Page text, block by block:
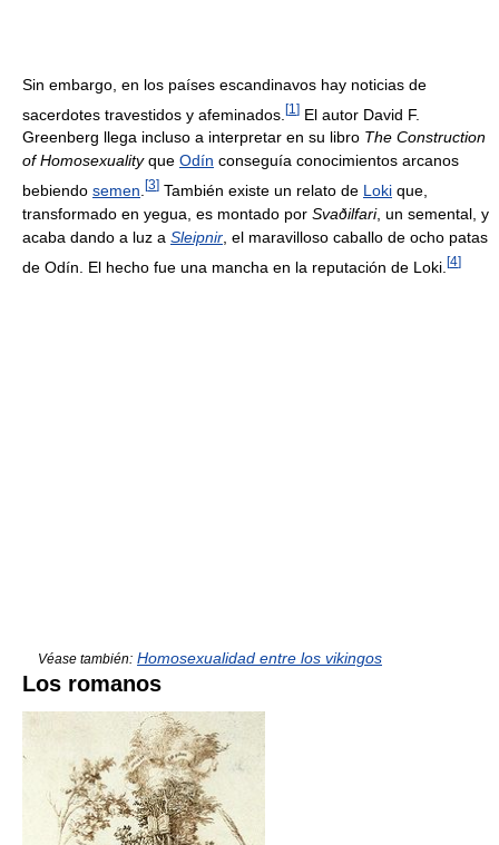
Sin embargo, en los países escandinavos hay noticias de
sacerdotes travestidos y afeminados. [1 ] El autor David F.
Greenberg llega incluso a interpretar en su libro The Construction
of Homosexualityque Odín conseguía conocimientos arcanos
bebiendo semen [3] También existe un relato de Loki que,
transformado en yegua, es montado por Svaðilfari, un semental, y
acaba dando a luz a Sleipnir , el maravilloso caballo de ocho patas
de Odín. El hecho fue una mancha en la reputación de Loki. [4]
Véase también: Homosexualidad entre los vikingos
Los romanos